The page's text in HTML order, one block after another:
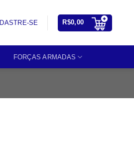
SE R$0,00
FORÇAS ARMADAS